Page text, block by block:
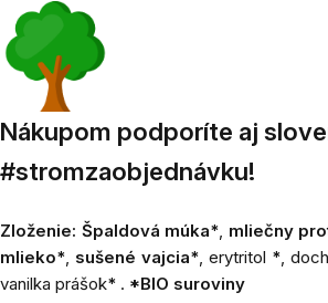
Nákupom podporíte aj
#stromzaobjednávku!
Zloženie: Špaldová múka*, mliečny
mlieko*, sušené vajcia*, erytritol *,
vanilka prášok* . *BIO suroviny